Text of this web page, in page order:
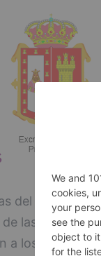
del perro
las bolsas
a los